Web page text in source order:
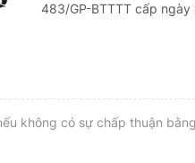
483/GP-BTTTT cấp ngày
không có sự chấp thuận